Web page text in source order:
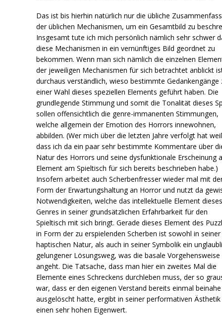
Das ist bis hierhin natürlich nur die übliche
der üblichen Mechanismen, um ein Gesamtbild zu
Insgesamt tute ich mich persönlich nämlich sehr schwer
diese Mechanismen in ein vernünftiges Bild geordnet zu
bekommen. Wenn man sich nämlich die einzelnen
der jeweiligen Mechanismen für sich betrachtet anblickt
durchaus verständlich, wieso bestimmte Gedankengänge
einer Wahl dieses speziellen Elements geführt haben. Die
grundlegende Stimmung und somit die Tonalität dieses
sollen offensichtlich die genre-immanenten Stimmungen,
welche allgemein der Emotion des Horrors innewohnen,
abbilden. (Wer mich über die letzten Jahre verfolgt hat
dass ich da ein paar sehr bestimmte Kommentare über
Natur des Horrors und seine dysfunktionale Erscheinung
Element am Spieltisch für sich bereits beschrieben habe.)
Insofern arbeitet auch Scherbenfresser wieder mal mit
Form der Erwartungshaltung an Horror und nutzt da
Notwendigkeiten, welche das intellektuelle Element
Genres in seiner grundsätzlichen Erfahrbarkeit für den
Spieltisch mit sich bringt. Gerade dieses Element des
in Form der zu erspielenden Scherben ist sowohl in seiner
haptischen Natur, als auch in seiner Symbolik ein
gelungener Lösungsweg, was die basale Vorgehensweise
angeht. Die Tatsache, dass man hier ein zweites Mal die
Elemente eines Schreckens durchleben muss, der so
war, dass er den eigenen Verstand bereits einmal beinahe
ausgelöscht hatte, ergibt in seiner performativen Ästhetik
einen sehr hohen Eigenwert.